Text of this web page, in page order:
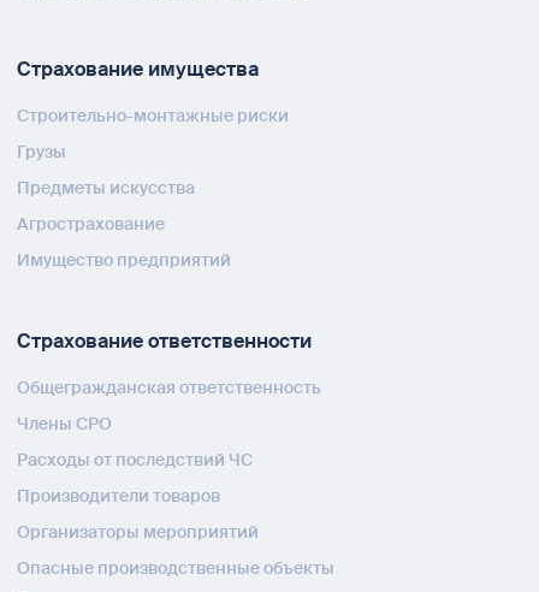
Страхование имущества
Строительно-монтажные риски
Грузы
Предметы искусства
Агрострахование
Имущество предприятий
Страхование ответственности
Общегражданская ответственность
Члены СРО
Расходы от последствий ЧС
Производители товаров
Организаторы мероприятий
Опасные производственные объекты